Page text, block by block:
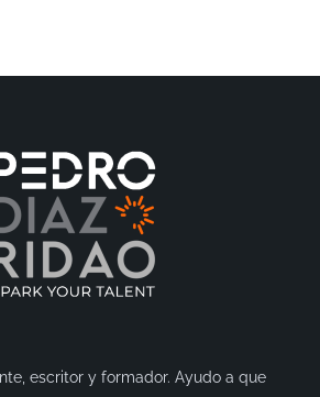
escritor y formador. Ayudo a que